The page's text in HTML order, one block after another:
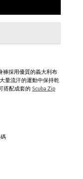
褲採用優質的義大利布
量流汗的運動中保持乾
搭配成套的 Scuba Zip